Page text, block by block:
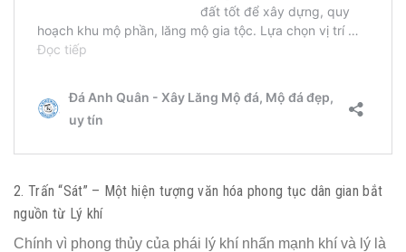
2. Trấn “Sát” – Một hiện tượng văn hóa phong tục dân gian bắt
nguồn từ Lý khí
Chính vì phong thủy của phái lý khí nhấn mạnh khí và lý là